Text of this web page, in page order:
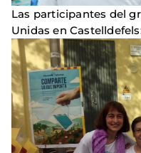
Las participantes del
Unidas en